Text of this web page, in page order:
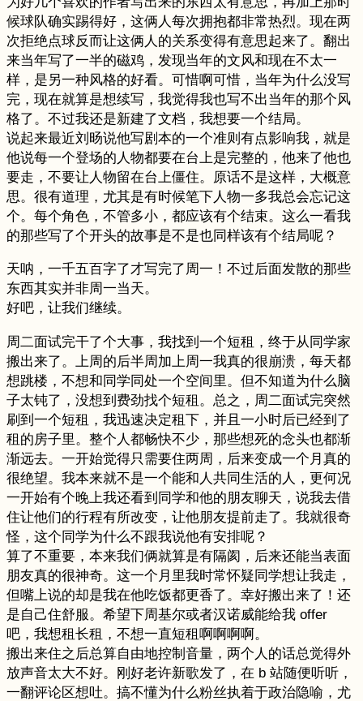
候球队确实踢得好，这俩人每次拥抱都非常热烈。现在两
次拒绝点球反而让这俩人的关系变得有意思起来了。翻出
来当年写了一半的磁鸡，发现当年的文风和现在不太一
样，是另一种风格的好看。可惜啊可惜，当年为什么没写
完，现在就算是想续写，我觉得我也写不出当年的那个风
格了。不过我还是新建了文档，我想要一个结局。
说起来最近刘旸说他写剧本的一个准则有点影响我，就是
他说每一个登场的人物都要在台上是完整的，他来了他也
要走，不要让人物留在台上僵住。原话不是这样，大概意
思。很有道理，尤其是有时候笔下人物一多我总会忘记这
个。每个角色，不管多小，都应该有个结束。这么一看我
的那些写了个开头的故事是不是也同样该有个结局呢？
天呐，一千五百字了才写完了周一！不过后面发散的那些
东西其实并非周一当天。
好吧，让我们继续。
周二面试完干了个大事，我找到一个短租，终于从同学家
搬出来了。上周的后半周加上周一我真的很崩溃，每天都
想跳楼，不想和同学同处一个空间里。但不知道为什么脑
子太钝了，没想到费劲找个短租。总之，周二面试完突然
刷到一个短租，我迅速决定租下，并且一小时后已经到了
租的房子里。整个人都畅快不少，那些想死的念头也都渐
渐远去。一开始觉得只需要住两周，后来变成一个月真的
很绝望。我本来就不是一个能和人共同生活的人，更何况
一开始有个晚上我还看到同学和他的朋友聊天，说我去借
住让他们的行程有所改变，让他朋友提前走了。我就很奇
怪，这个同学为什么不跟我说他有安排呢？
算了不重要，本来我们俩就算是有隔阂，后来还能当表面
朋友真的很神奇。这一个月里我时常怀疑同学想让我走，
但嘴上说的却是我在他吃饭都更香了。幸好搬出来了！还
是自己住舒服。希望下周基尔或者汉诺威能给我 offer
吧，我想租长租，不想一直短租啊啊啊啊。
搬出来住之后总算自由地控制音量，两个人的话总觉得外
放声音太大不好。刚好老许新歌发了，在 b 站随便听听，
一翻评论区想吐。搞不懂为什么粉丝执着于政治隐喻，尤